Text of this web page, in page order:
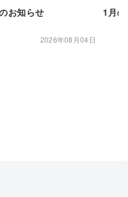
お知らせ
2026年08月04日
1月